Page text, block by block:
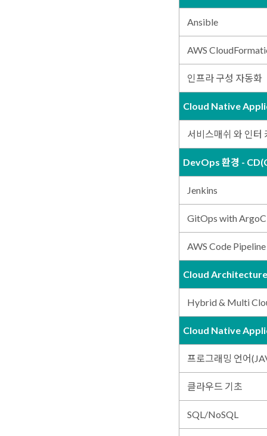
Ansible
AWS
인프라 구성 자동화
Cloud Native
서비스매쉬 와 인터
DevOps 환경 -
Jenkins
GitOps with
AWS Code
Cloud Architecture
Hybrid & Multi
Cloud Native
프로그래밍 언어
클라우드 기초
SQL/NoSQL